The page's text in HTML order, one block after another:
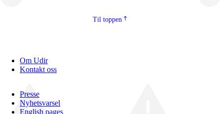
Til toppen
Om Udir
Kontakt oss
Presse
Nyhetsvarsel
English pages